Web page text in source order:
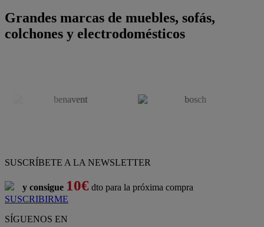
Grandes marcas de muebles, sofás,
colchones y electrodomésticos
SUSCRÍBETE A LA NEWSLETTER
y consigue 10€ dto para la próxima compra
SUSCRIBIRME
SÍGUENOS EN